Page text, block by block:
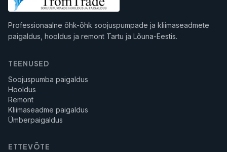
Professionaalne õhk-õhk soojuspumpade ja kliimaseadmete
paigaldus, hooldus ja remont Tartu ja Lõuna-Eestis.
TEENUSED
Soojuspumba paigaldus
Hooldus
Remont
Kliimaseadme paigaldus
Ümberpaigaldus
ETTEVÕTE